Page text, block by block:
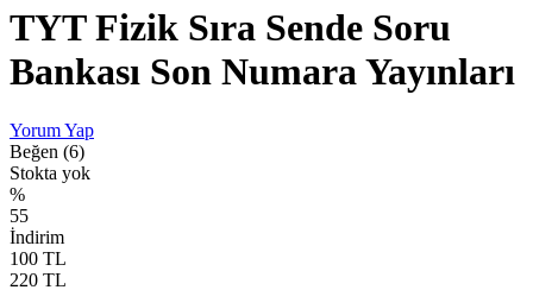
TYT Fizik Sıra Sende Soru
Bankası Son Numara Yayınları
Yorum Yap
Beğen (6)
Stokta yok
%
55
İndirim
100 TL
220 TL